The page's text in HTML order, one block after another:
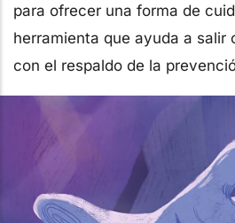
para ofrecer una forma de
herramienta que ayuda a salir
con el respaldo de la